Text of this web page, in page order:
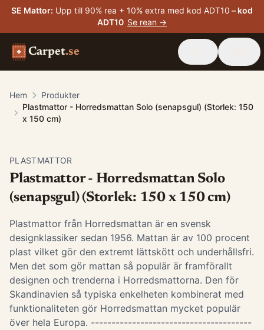
SE Mattor: Upp till 90% rea + 10% extra med kod ADT10 – kod
ADT10 Se rean →
Carpet.se
Hem
Produkter
Plastmattor - Horredsmattan Solo (senapsgul) (Storlek: 150
x 150 cm)
PLASTMATTOR
Plastmattor - Horredsmattan Solo
(senapsgul) (Storlek: 150 x 150 cm)
Plastmattor från Horredsmattan är en svensk
designklassiker sedan 1956. Mattan är av 100 procent
plast vilket gör den extremt lättskött och underhållsfri.
Men det som gör mattan så populär är framförallt
designen och trenderna i Horredsmattorna. Den för
Skandinavien så typiska enkelheten kombinerat med
funktionaliteten gör Horredsmattan mycket populär
över hela Europa. ---------------------------------------